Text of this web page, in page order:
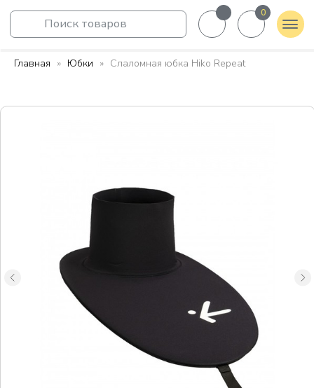
Главная Юбки Слаломная юбка Hiko Repeat